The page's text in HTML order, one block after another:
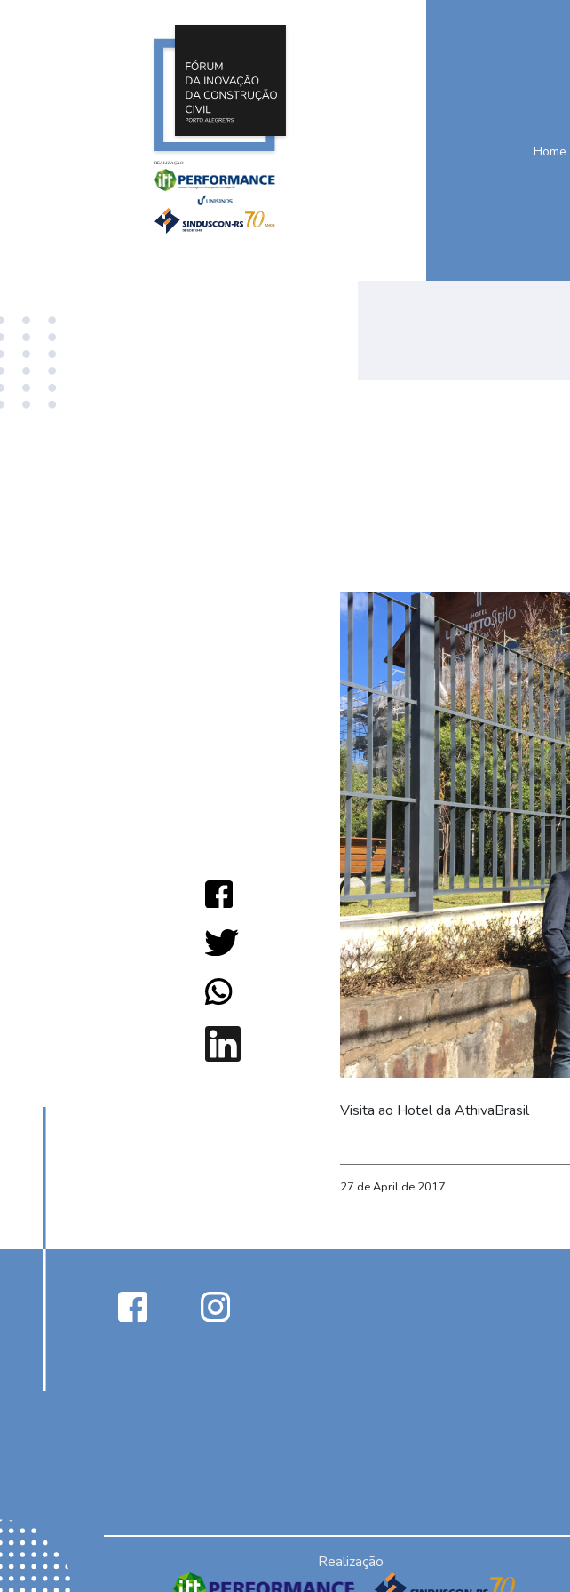
Home
Visita ao Hotel da AthivaBrasil
27 de April de 2017
Realização